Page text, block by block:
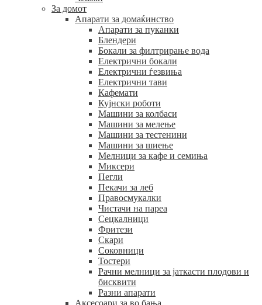
За домот
Апарати за домаќинство
Апарати за пуканки
Блендери
Бокали за филтрирање вода
Електрични бокали
Електрични ѓезвиња
Електрични тави
Кафемати
Кујнски роботи
Машини за колбаси
Машини за мелење
Машини за тестенини
Машини за шиење
Мелници за кафе и семиња
Миксери
Пегли
Пекачи за леб
Правосмукалки
Чистачи на пареа
Сецкалници
Фритези
Скари
Соковници
Тостери
Рачни мелници за јаткасти плодови и
бисквити
Разни апарати
Аксесоари за во бања